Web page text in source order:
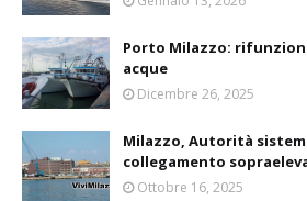
Porto Milazzo:
acque
Dicembre 26, 2025
Milazzo, Autorità
collegamento
Ottobre 16, 2025